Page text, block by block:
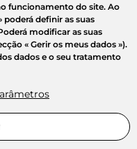
funcionamento do site. Ao
poderá definir as suas
modificar as suas
« Gerir os meus dados »).
dados e o seu tratamento